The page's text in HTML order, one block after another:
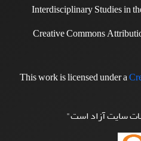
Interdisciplinary Studies in
Creative Commons
This work is licensed under a
سایت آزاد است"